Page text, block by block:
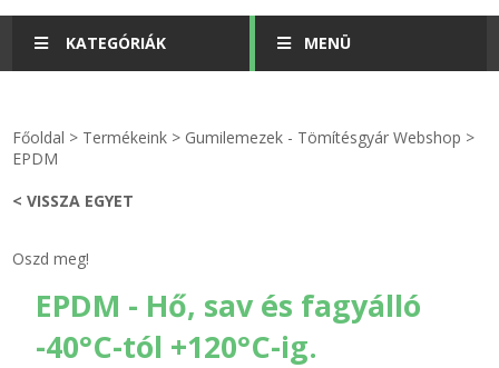
KATEGÓRIÁK
GÉPÉSZET-PÉBÉ-gáz - KÉSZLETEK
MENÜ
Rólunk
Főoldal > Termékeink > Gumilemezek - Tömítésgyár Webshop >
EPDM
< VISSZA EGYET
Oszd meg!
EPDM - Hő, sav és fagyálló
-40°C-tól +120°C-ig.